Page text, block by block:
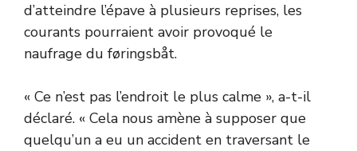
d’atteindre l’épave à plusieurs reprises, les
courants pourraient avoir provoqué le
naufrage du føringsbåt.
« Ce n’est pas l’endroit le plus calme », ​​a-t-il
déclaré. « Cela nous amène à supposer que
quelqu’un a eu un accident en traversant le